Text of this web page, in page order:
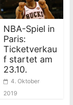
NBA-Spiel in
Paris:
Ticketverkau
f startet am
23.10.
4. Oktober
2019